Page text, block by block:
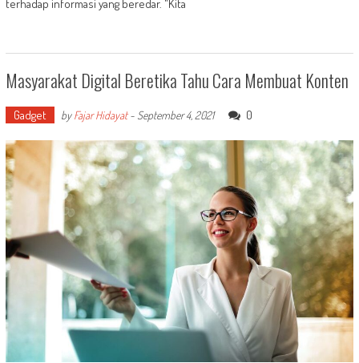
terhadap informasi yang beredar. "Kita
Masyarakat Digital Beretika Tahu Cara Membuat Konten
Gadget byFajar Hidayat- September 4, 2021 0